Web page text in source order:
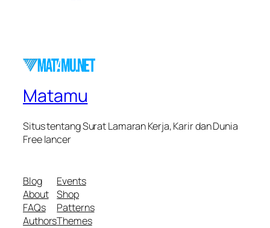
Matamu
Situs tentang Surat Lamaran Kerja, Karir dan Dunia
Free lancer
Blog
About
FAQs
Authors
Events
Shop
Patterns
Themes